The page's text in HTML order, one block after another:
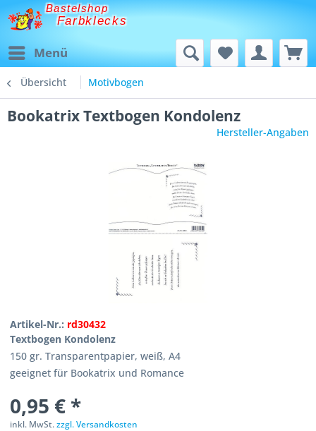
Bastelshop
Farbklecks
Menü
Übersicht Motivbogen
Bookatrix Textbogen Kondolenz
Hersteller-Angaben
Artikel-Nr.: rd30432
Textbogen Kondolenz
150 gr. Transparentpapier, weiß, A4
geeignet für Bookatrix und Romance
0,95 € *
inkl. MwSt.zzgl. Versandkosten